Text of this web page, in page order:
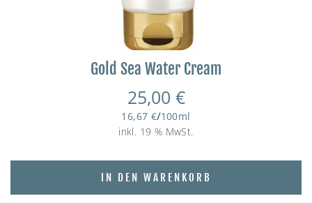
Gold Sea Water Cream
25,00 €
16,67 €/100ml
inkl. 19 % MwSt.
IN DEN WARENKORB